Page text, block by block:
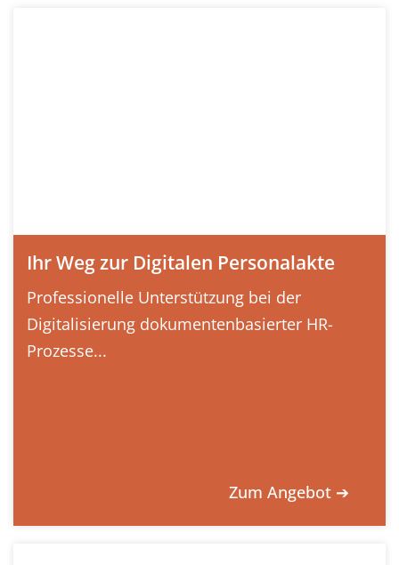
Ihr Weg zur Digitalen Personalakte
Professionelle Unterstützung bei der
Digitalisierung dokumentenbasierter HR-
Prozesse...
Zum Angebot ➔